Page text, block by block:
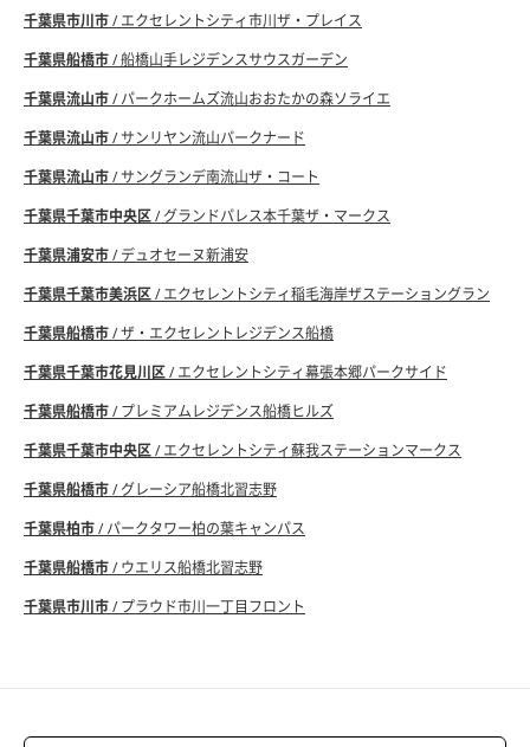
千葉県市川市/ エクセレントシティ市川ザ・プレイス
千葉県船橋市/ 船橋山手レジデンスサウスガーデン
千葉県流山市/ パークホームズ流山おおたかの森ソライエ
千葉県流山市/ サンリヤン流山パークナード
千葉県流山市/ サングランデ南流山ザ・コート
千葉県千葉市中央区/ グランドパレス本千葉ザ・マークス
千葉県浦安市/ デュオセーヌ新浦安
千葉県千葉市美浜区/ エクセレントシティ稲毛海岸ザステーショングラン
千葉県船橋市/ ザ・エクセレントレジデンス船橋
千葉県千葉市花見川区/ エクセレントシティ幕張本郷パークサイド
千葉県船橋市/ プレミアムレジデンス船橋ヒルズ
千葉県千葉市中央区/ エクセレントシティ蘇我ステーションマークス
千葉県船橋市/ グレーシア船橋北習志野
千葉県柏市/ パークタワー柏の葉キャンパス
千葉県船橋市/ ウエリス船橋北習志野
千葉県市川市/ プラウド市川一丁目フロント